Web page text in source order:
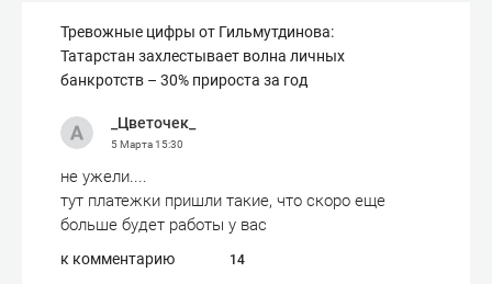
Тревожные цифры от Гильмутдинова:
Татарстан захлестывает волна личных
банкротств – 30% прироста за год
_Цветочек_
5 Марта15:30
не ужели....
тут платежки пришли такие, что скоро еще
больше будет работы у вас
к комментарию 14